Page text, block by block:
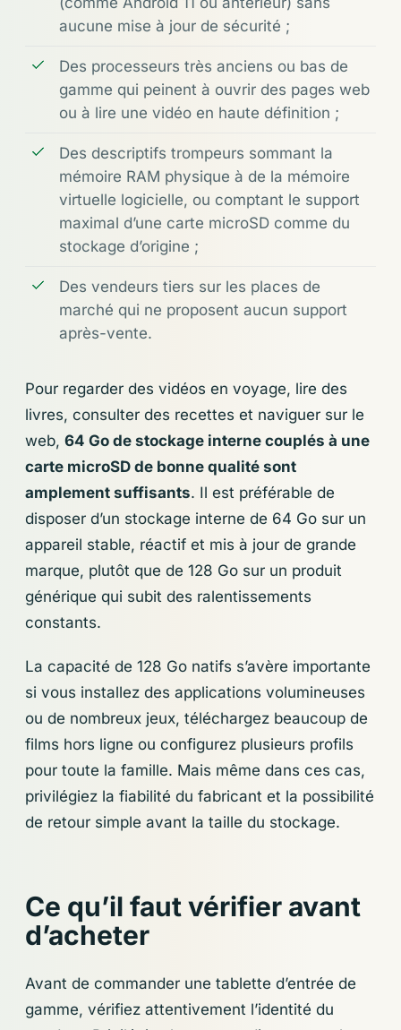
aucune mise à jour de sécurité ;
Des processeurs très anciens ou bas de
gamme qui peinent à ouvrir des pages web
ou à lire une vidéo en haute définition ;
Des descriptifs trompeurs sommant la
mémoire RAM physique à de la mémoire
virtuelle logicielle, ou comptant le support
maximal d’une carte microSD comme du
stockage d’origine ;
Des vendeurs tiers sur les places de
marché qui ne proposent aucun support
après-vente.
Pour regarder des vidéos en voyage, lire des
livres, consulter des recettes et naviguer sur le
web, 64 Go de stockage interne couplés à une
carte microSD de bonne qualité sont
amplement suffisants. Il est préférable de
disposer d’un stockage interne de 64 Go sur un
appareil stable, réactif et mis à jour de grande
marque, plutôt que de 128 Go sur un produit
générique qui subit des ralentissements
constants.
La capacité de 128 Go natifs s’avère importante
si vous installez des applications volumineuses
ou de nombreux jeux, téléchargez beaucoup de
films hors ligne ou configurez plusieurs profils
pour toute la famille. Mais même dans ces cas,
privilégiez la fiabilité du fabricant et la possibilité
de retour simple avant la taille du stockage.
Ce qu’il faut vérifier avant
d’acheter
Avant de commander une tablette d’entrée de
gamme, vérifiez attentivement l’identité du